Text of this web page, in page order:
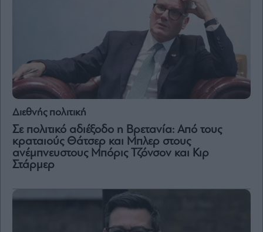
Διεθνής πολιτική
Σε πολιτικό αδιέξοδο η Βρετανία: Από τους
κραταιούς Θάτσερ και Μπλερ στους
ανέμπνευστους Μπόρις Τζόνσον και Κιρ
Στάρμερ